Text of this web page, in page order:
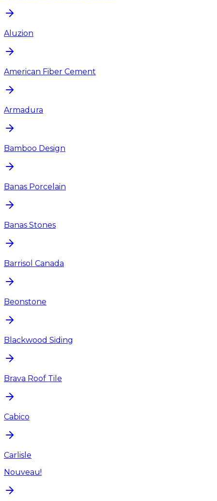
Aluzion
American Fiber Cement
Armadura
Bamboo Design
Banas Porcelain
Banas Stones
Barrisol Canada
Beonstone
Blackwood Siding
Brava Roof Tile
Cabico
Carlisle
Nouveau!